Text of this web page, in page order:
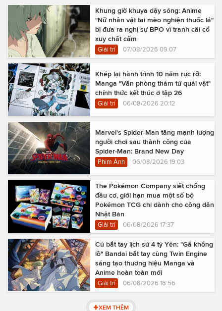
Khung giờ khuya dậy sóng: Anime
"Nữ nhân vật tai mèo nghiện thuốc lá"
bị đưa ra nghị sự BPO vì tranh cãi cổ
xuy chất cấm
Giải trí 07/08/2026 09:07
Khép lại hành trình 10 năm rực rỡ:
Manga "Văn phòng thám tử quái vật"
chính thức kết thúc ở tập 26
Giải trí 06/08/2026 20:12
Marvel's Spider-Man tăng mạnh lượng
người chơi sau thành công của
Spider-Man: Brand New Day
Phim Ảnh 06/08/2026 19:03
The Pokémon Company siết chống
đầu cơ, giới hạn mua một số bộ
Pokémon TCG chỉ dành cho công dân
Nhật Bản
Giải trí 06/08/2026 17:37
Cú bắt tay lịch sử 4 tỷ Yên: "Gã khổng
lồ" Bandai bắt tay cùng Twin Engine
sáng tạo thương hiệu Manga và
Anime hoàn toàn mới
Giải trí 06/08/2026 16:56
XEM THÊM